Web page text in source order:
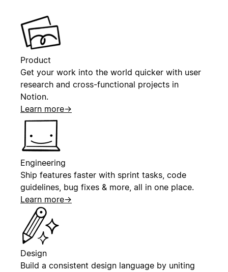
Product
Get your work into the world quicker with user
research and cross-functional projects in
Notion.
Learn more→
Engineering
Ship features faster with sprint tasks, code
guidelines, bug fixes & more, all in one place.
Learn more→
Design
Build a consistent design language by uniting